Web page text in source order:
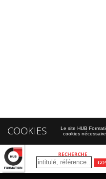
RECHERCHE
COOKIES
Le site HUB
cookies